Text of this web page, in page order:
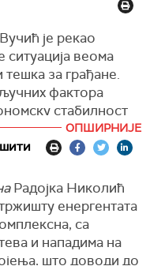
је рекао
ситуација веома
за грађане.
фактора
стабилност
америчког
лиценце
амерички ОФАК
потврду да ће та
знамо да ли ће
ОПШИРНИЈЕ
Радојка Николић
енергентата
са
и нападима на
што доводи до